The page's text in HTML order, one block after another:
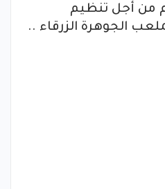
من أجل تنظيم
الجوهرة الزرقاء ..